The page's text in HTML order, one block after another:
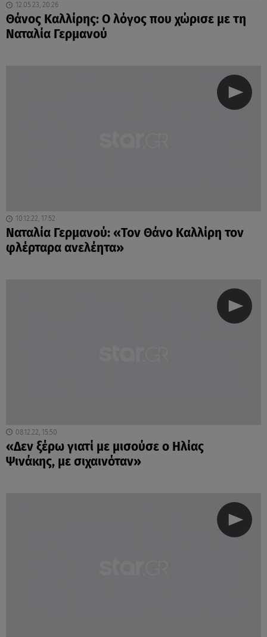
12.05.23, 20:26
Θάνος Καλλίρης: Ο λόγος που χώρισε με τη
Ναταλία Γερμανού
10.12.22, 17:52
Ναταλία Γερμανού: «Τον Θάνο Καλλίρη τον
φλέρταρα ανελέητα»
08.12.22, 15:50
«Δεν ξέρω γιατί με μισούσε ο Ηλίας
Ψινάκης, με σιχαινόταν»